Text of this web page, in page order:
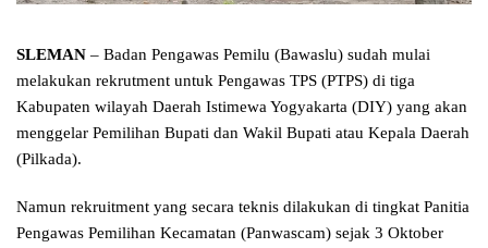
SLEMAN – Badan Pengawas Pemilu (Bawaslu) sudah mulai
melakukan rekrutment untuk Pengawas TPS (PTPS) di tiga
Kabupaten wilayah Daerah Istimewa Yogyakarta (DIY) yang akan
menggelar Pemilihan Bupati dan Wakil Bupati atau Kepala Daerah
(Pilkada).
Namun rekruitment yang secara teknis dilakukan di tingkat Panitia
Pengawas Pemilihan Kecamatan (Panwascam) sejak 3 Oktober